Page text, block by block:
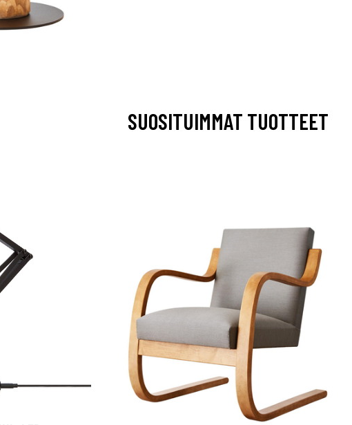
SUOSITUIMMAT TUOTTEET